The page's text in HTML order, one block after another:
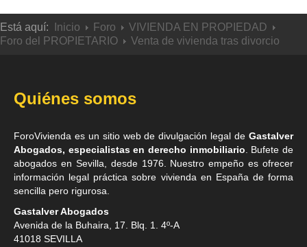
Está aquí: Inicio Foro
VIVIENDA EN PROPIEDAD
Foro del PROPIETARIO
Venta de vivienda tras divorcio
Quiénes somos
ForoVivienda es un sitio web de divulgación legal de Gastalver
Abogados, especialistas en derecho inmobiliario . Bufete de
abogados en Sevilla , desde 1976. Nuestro empeño es ofrecer
información legal práctica sobre vivienda en España de forma
sencilla pero rigurosa.
Gastalver Abogados
Avenida de la Buhaira, 17. Blq. 1. 4º-A
41018 SEVILLA